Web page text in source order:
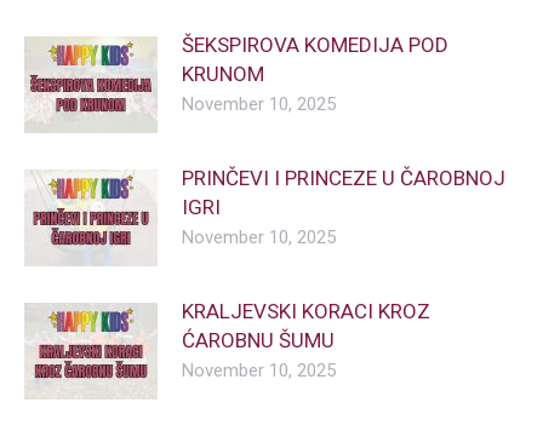
ŠEKSPIROVA KOMEDIJA POD
KRUNOM
November 10, 2025
PRINČEVI I PRINCEZE U ČAROBNOJ
IGRI
November 10, 2025
KRALJEVSKI KORACI KROZ
ĆAROBNU ŠUMU
November 10, 2025